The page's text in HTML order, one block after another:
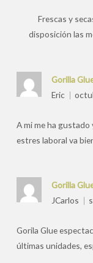
Frescas y
disposición las
Gorilla
Eric
A mi me ha gustado
estres laboral va
Gorilla
JCarlos
Gorila Glue
últimas unidades,